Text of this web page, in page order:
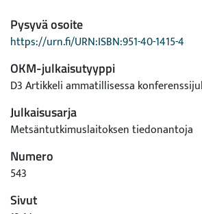
Pysyvä osoite
https://urn.fi/URN:ISBN:951-40-1415-4
OKM-julkaisutyyppi
D3 Artikkeli ammatillisessa
Julkaisusarja
Metsäntutkimuslaitoksen tiedonantoja
Numero
543
Sivut